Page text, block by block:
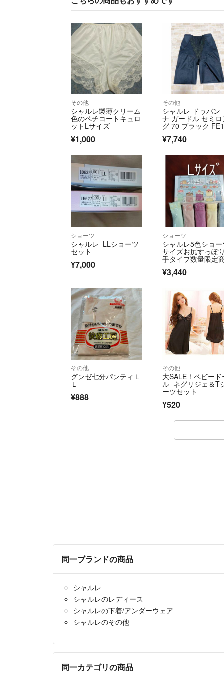
その他
シャルレ製薄クリーム
色のペチコートキュロ
ットLサイズ
¥1,000
その他
シャルレ ドゥバン
ナ ガードル セミロ
グ 70 ブラック
¥7,740
ショーツ
シャルレ LLショーツ
セット
¥7,000
ショーツ
シャルレ5色ショー
サイズお尻すっぽ
手タイプ数量限定
激安！
¥3,440
その他
グンゼ七分パンティＬ
Ｌ
¥888
その他
大SALE！ベビード
ル ネグリジェ＆T
ーツセット
¥520
同一ブランドの商品
シャルレ
シャルレのレディース
シャルレの下着/アンダーウェア
シャルレのその他
同一カテゴリの商品